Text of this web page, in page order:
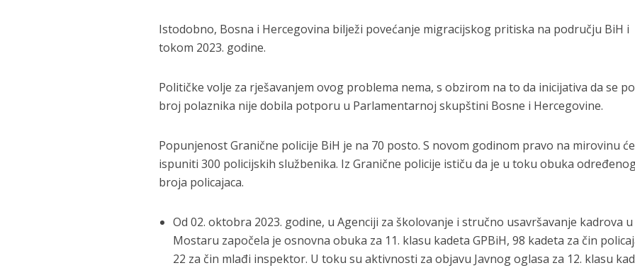
Istodobno, Bosna i Hercegovina bilježi povećanje migracijskog pritiska na području BiH i
tokom 2023. godine.
Političke volje za rješavanjem ovog problema nema, s obzirom na to da inicijativa da se
broj polaznika nije dobila potporu u Parlamentarnoj skupštini Bosne i Hercegovine.
Popunjenost Granične policije BiH je na 70 posto. S novom godinom pravo na mirovinu će
ispuniti 300 policijskih službenika. Iz Granične policije ističu da je u toku obuka
broja policajaca.
Od 02. oktobra 2023. godine, u Agenciji za školovanje i stručno usavršavanje kadrova u
Mostaru započela je osnovna obuka za 11. klasu kadeta GPBiH, 98 kadeta za čin
22 za čin mlađi inspektor. U toku su aktivnosti za objavu Javnog oglasa za 12. klasu